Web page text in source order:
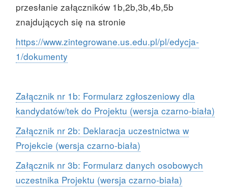
przesłanie załączników 1b,2b,3b,4b,5b
znajdujących się na stronie
https://www.zintegrowane.us.edu.pl/pl/edycja-
1/dokumenty
Załącznik nr 1b: Formularz zgłoszeniowy dla
kandydatów/tek do Projektu (wersja czarno-biała)
Załącznik nr 2b: Deklaracja uczestnictwa w
Projekcie (wersja czarno-biała)
Załącznik nr 3b: Formularz danych osobowych
uczestnika Projektu (wersja czarno-biała)